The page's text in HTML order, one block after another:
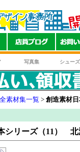
写真集 シュー
全素材集一覧 > 創造素材
シリーズ（11） 北